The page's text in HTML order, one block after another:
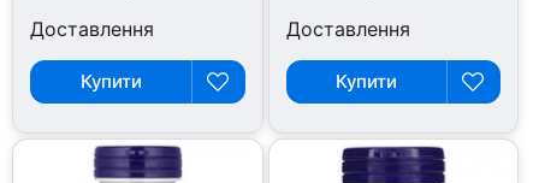
Доставлення
Купити
Доставлення
Купити